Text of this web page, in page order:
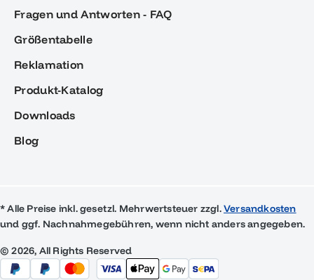
Fragen und Antworten - FAQ
Größentabelle
Reklamation
Produkt-Katalog
Downloads
Blog
* Alle Preise inkl. gesetzl. Mehrwertsteuer zzgl.Versandkosten
und ggf. Nachnahmegebühren, wenn nicht anders angegeben.
© 2026, All Rights Reserved